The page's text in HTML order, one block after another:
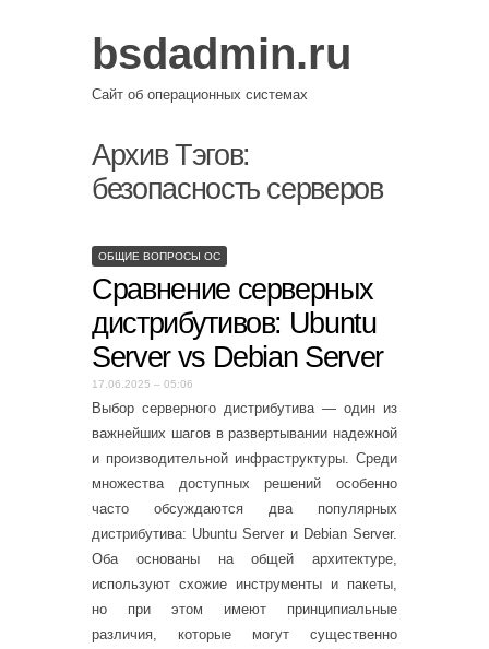
bsdadmin.ru
Сайт об операционных системах
Архив Тэгов:
безопасность серверов
ОБЩИЕ ВОПРОСЫ ОС
Сравнение серверных
дистрибутивов: Ubuntu
Server vs Debian Server
17.06.2025 – 05:06
Выбор серверного дистрибутива — один из
важнейших шагов в развертывании надежной
и производительной инфраструктуры. Среди
множества доступных решений особенно
часто обсуждаются два популярных
дистрибутива: Ubuntu Server и Debian Server.
Оба основаны на общей архитектуре,
используют схожие инструменты и пакеты,
но при этом имеют принципиальные
различия, которые могут существенно